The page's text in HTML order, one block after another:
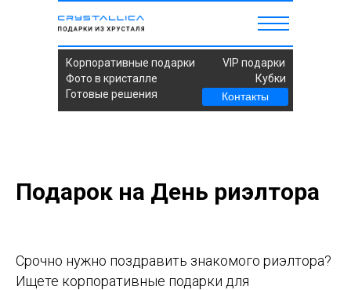
Корпоративные подарки
Кубки
VIP подарки
Фото в кристалле
Готовые решения
Контакты
Подарок на День риэлтора
Срочно нужно поздравить знакомого риэлтора?
Ищете корпоративные подарки для